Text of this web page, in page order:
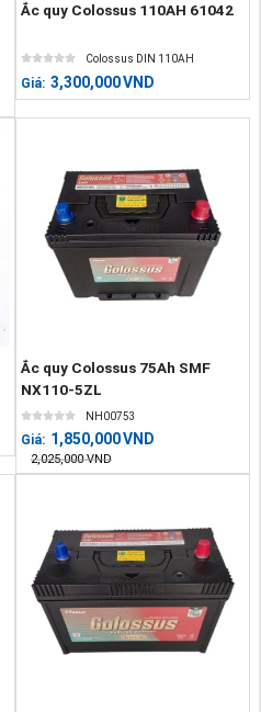
Ắc quy Colossus 110AH 61042
Colossus DIN 110AH
Giá: 3,300,000VND
Ắc quy Colossus 75Ah SMF
NX110-5ZL
NH00753
Giá: 1,850,000VND
2,025,000 VND